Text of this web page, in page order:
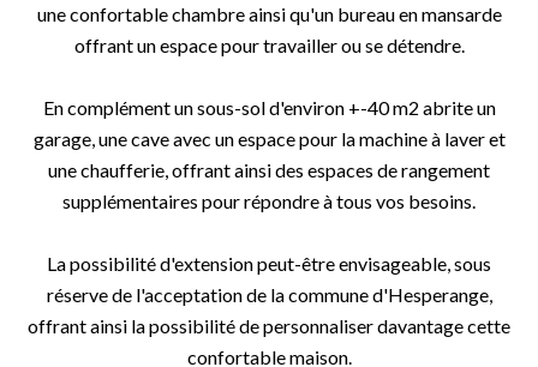
une confortable chambre ainsi qu'un bureau en mansarde
offrant un espace pour travailler ou se détendre.
En complément un sous-sol d'environ +-40 m2 abrite un
garage, une cave avec un espace pour la machine à laver et
une chaufferie, offrant ainsi des espaces de rangement
supplémentaires pour répondre à tous vos besoins.
La possibilité d'extension peut-être envisageable, sous
réserve de l'acceptation de la commune d'Hesperange,
offrant ainsi la possibilité de personnaliser davantage cette
confortable maison.